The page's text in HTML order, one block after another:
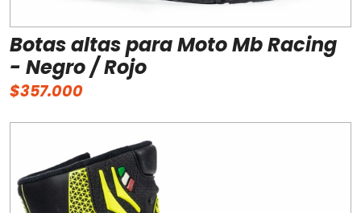
Botas altas para Moto Mb Racing
- Negro / Rojo
$357.000